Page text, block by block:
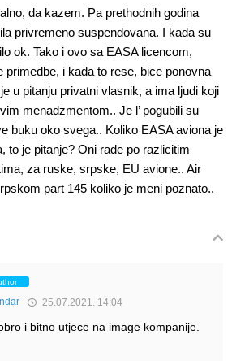
da kazem. Pa prethodnih godina
privremeno suspendovana. I kada su
ok. Tako i ovo sa EASA licencom,
primedbe, i kada to rese, bice ponovna
u pitanju privatni vlasnik, a ima ljudi koji
menadzmentom.. Je l’ pogubili su
buku oko svega.. Koliko EASA aviona je
to je pitanje? Oni rade po razlicitim
za ruske, srpske, EU avione.. Air
part 145 koliko je meni poznato..
25.07.2021. 14:04
i bitno utjece na image kompanije.